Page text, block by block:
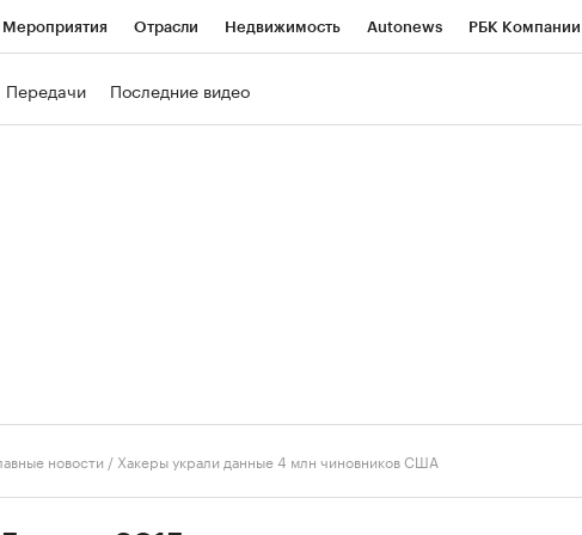
Мероприятия Отрасли Недвижимость Autonews РБК Компании
Передачи Последние видео
новости / Хакеры украли данные 4 млн чиновников США